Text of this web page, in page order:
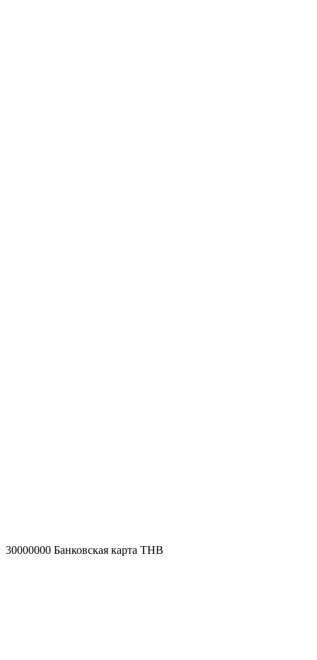
30000000 Банковская карта THB